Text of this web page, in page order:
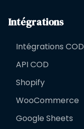
Intégrations
Intégrations COD
API COD
Shopify
WooCommerce
Google Sheets